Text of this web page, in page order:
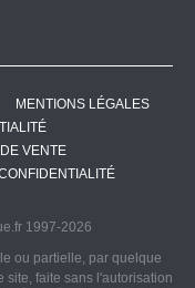
MENTIONS LÉGALES
VENTE
1997-2026
ou partielle, par quelque
site, faite sans l'autorisation